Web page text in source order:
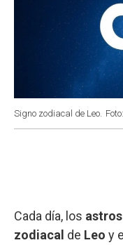
Signo zodiacal de Leo.
Cada día, los astros
zodiacal de Leo y